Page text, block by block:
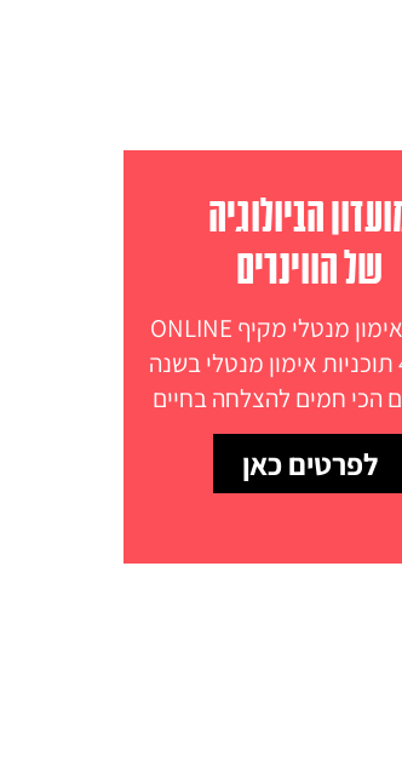
הביולוגיה
של הווינרים
מסלול אימון מנטלי מקיף ONLINE
הכולל 4 תוכניות אימון מנטלי בשנה
הכי חמים להצלחה בחיים
לפרטים כאן